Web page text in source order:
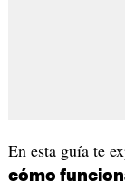
En esta guía te
cómo